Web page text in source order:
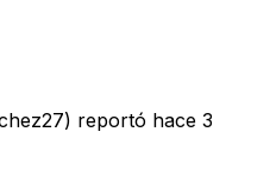
reportó hace 3